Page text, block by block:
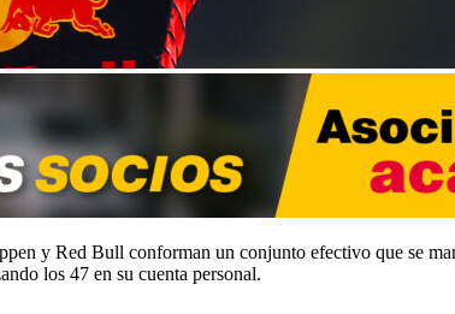
y Red Bull conforman un conjunto efectivo que se
los 47 en su cuenta personal.